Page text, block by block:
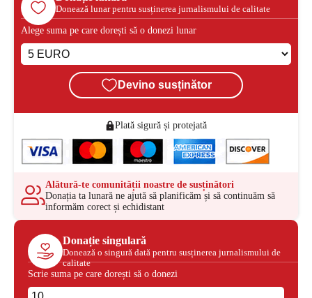
Donează lunar pentru susținerea jurnalismului de calitate
Alege suma pe care dorești să o donezi lunar
Devino susținător
Plată sigură și protejată
Alătură-te comunității noastre de susținători
Donația ta lunară ne ajută să planificăm și să continuăm să
informăm corect și echidistant
Donație singulară
Donează o singură dată pentru susținerea jurnalismului de
calitate
Scrie suma pe care dorești să o donezi